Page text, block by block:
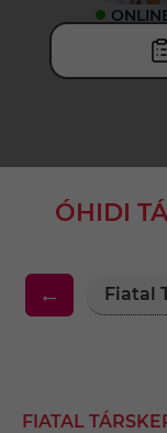
ÓHIDI
← Fiatal
FIATAL